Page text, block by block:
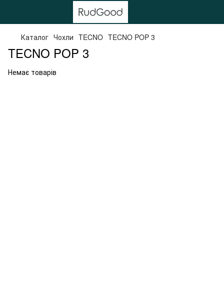
Каталог Чохли TECNO TECNO POP 3
TECNO POP 3
Немає товарів